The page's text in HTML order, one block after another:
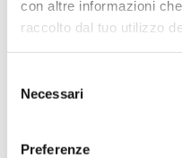
con altre informazioni
raccolto dal tuo utilizzo
delNecessari
Preferenze